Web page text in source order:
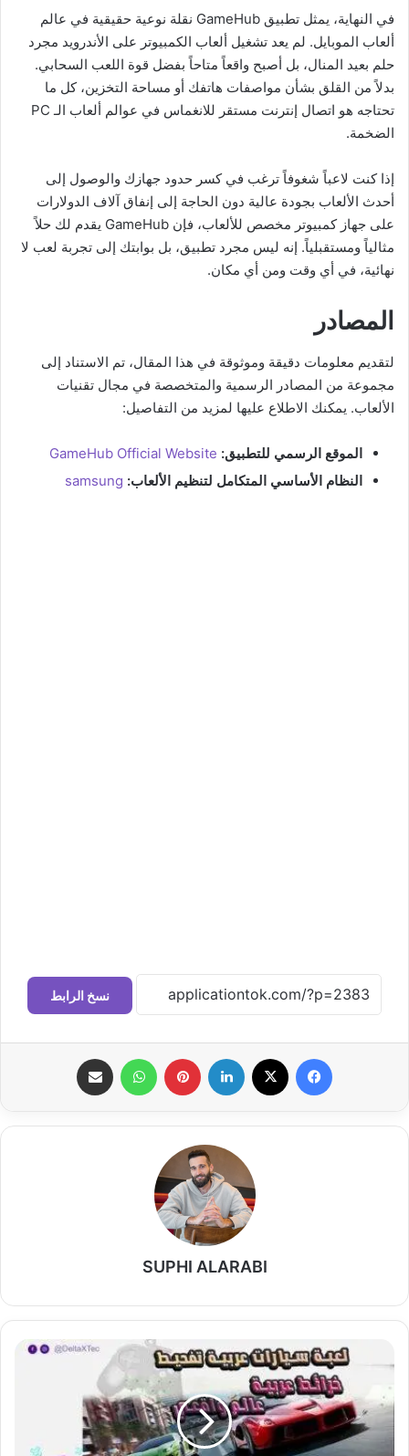
في النهاية، يمثل تطبيق GameHub نقلة نوعية حقيقية في عالم
ألعاب الموبايل. لم يعد تشغيل ألعاب الكمبيوتر على الأندرويد مجرد
حلم بعيد المنال، بل أصبح واقعاً متاحاً بفضل قوة اللعب السحابي.
بدلاً من القلق بشأن مواصفات هاتفك أو مساحة التخزين، كل ما
تحتاجه هو اتصال إنترنت مستقر للانغماس في عوالم ألعاب الـ PC
الضخمة.
إذا كنت لاعباً شغوفاً ترغب في كسر حدود جهازك والوصول إلى
أحدث الألعاب بجودة عالية دون الحاجة إلى إنفاق آلاف الدولارات
على جهاز كمبيوتر مخصص للألعاب، فإن GameHub يقدم لك حلاً
مثالياً ومستقبلياً. إنه ليس مجرد تطبيق، بل بوابتك إلى تجربة لعب لا
نهائية، في أي وقت ومن أي مكان.
المصادر
لتقديم معلومات دقيقة وموثوقة في هذا المقال، تم الاستناد إلى
مجموعة من المصادر الرسمية والمتخصصة في مجال تقنيات
الألعاب. يمكنك الاطلاع عليها لمزيد من التفاصيل:
الموقع الرسمي للتطبيق: GameHub Official Website
النظام الأساسي المتكامل لتنظيم الألعاب: samsung
نسخ الرابط
فيسبوك لينكدإن بينتيريست واتساب
SUPHI ALARABI
أفضل
لعبة
سيارات
عربية
2025: